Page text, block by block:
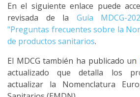
En el siguiente enlace puede
revisada de la Guía MDCG-
"Preguntas frecuentes sobre la
de productos sanitarios.
El MDCG también ha publicado un
actualizado que detalla los
actualizar la Nomenclatura